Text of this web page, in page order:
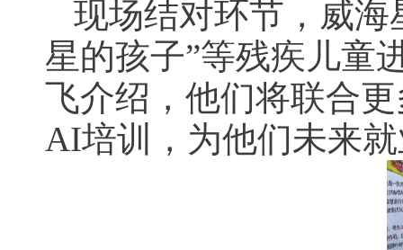
现场结对环节，威海
星的孩子”等残疾儿童
飞介绍，他们将联合
AI培训，为他们未来